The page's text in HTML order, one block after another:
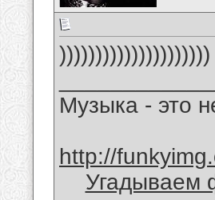
)))))))))))))))))))))
Музыка - это
http://
Угадываем